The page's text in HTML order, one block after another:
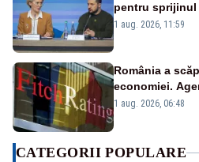
pentru sprijinul
reacție privind
1 aug. 2026, 11:59
România a
economiei.
„BBB-” cu
1 aug. 2026, 06:48
CATEGORII POPULARE